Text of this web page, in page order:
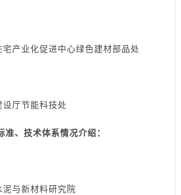
产业化促进中心绿色建材部品处
厅节能科技处
、技术体系情况介绍：
与新材料研究院